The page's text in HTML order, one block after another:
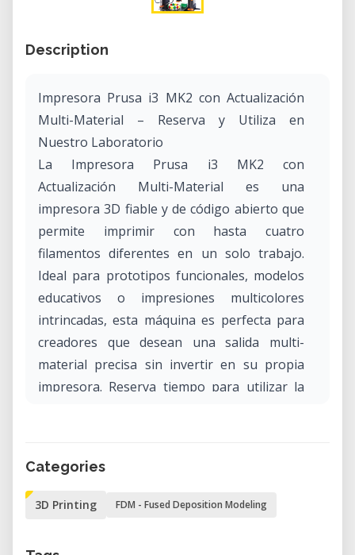
Description
Impresora Prusa i3 MK2 con Actualización
Multi-Material – Reserva y Utiliza en
Nuestro Laboratorio
La Impresora Prusa i3 MK2 con
Actualización Multi-Material es una
impresora 3D fiable y de código abierto que
permite imprimir con hasta cuatro
filamentos diferentes en un solo trabajo.
Ideal para prototipos funcionales, modelos
educativos o impresiones multicolores
intrincadas, esta máquina es perfecta para
creadores que desean una salida multi-
material precisa sin invertir en su propia
impresora. Reserva tiempo para utilizar la
necesitan acceso a corto plazo a impresión
FDM de alta calidad.
Categories
3D Printing FDM - Fused Deposition Modeling